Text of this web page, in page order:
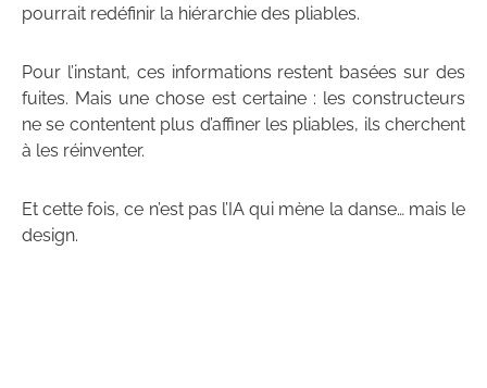
pourrait redéfinir la hiérarchie des pliables.
Pour l’instant, ces informations restent basées sur des
fuites. Mais une chose est certaine : les constructeurs
ne se contentent plus d’affiner les pliables, ils cherchent
à les réinventer.
Et cette fois, ce n’est pas l’IA qui mène la danse… mais le
design.